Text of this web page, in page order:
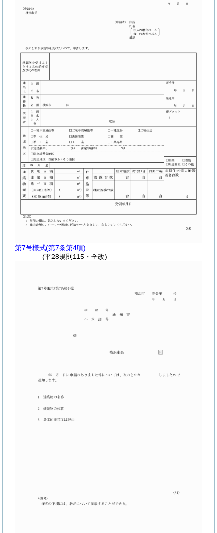
第7号様式(第7条第4項)
(平28規則115・全改)